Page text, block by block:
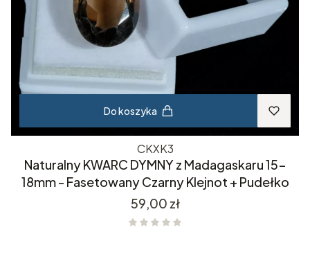
Do koszyka
CKXK3
Naturalny KWARC DYMNY z Madagaskaru 15-
18mm - Fasetowany Czarny Klejnot + Pudełko
Cena
59,00 zł